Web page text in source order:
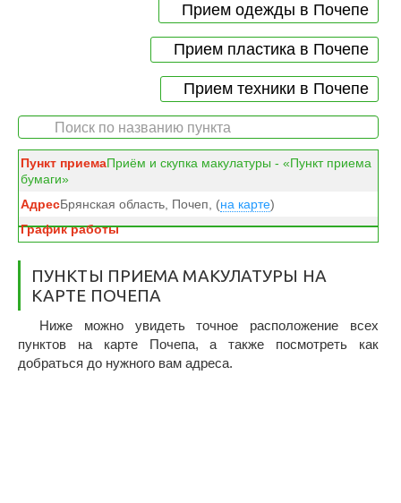
Прием одежды в Почепе
Прием пластика в Почепе
Прием техники в Почепе
Приём и скупка макулатуры - «Пункт приема
бумаги»
Брянская область, Почеп, (на карте)
ПУНКТЫ ПРИЕМА МАКУЛАТУРЫ НА
КАРТЕ ПОЧЕПА
Ниже можно увидеть точное расположение всех
пунктов на карте Почепа, а также посмотреть как
добраться до нужного вам адреса.